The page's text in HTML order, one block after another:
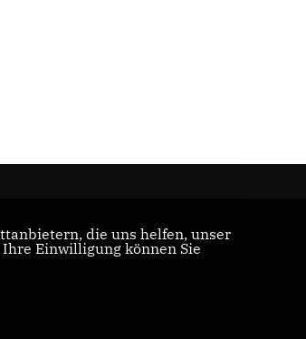
die uns helfen, unser
Einwilligung können Sie